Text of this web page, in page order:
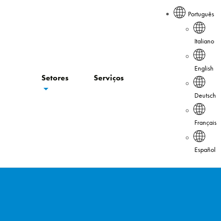
Setores Serviços
Português
Italiano
English
Deutsch
Français
Español